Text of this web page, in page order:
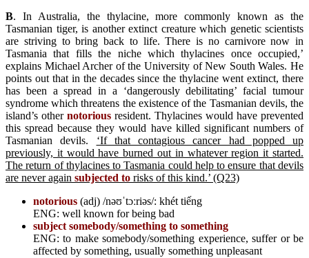
B. In Australia, the thylacine, more commonly known as the
Tasmanian tiger, is another extinct creature which genetic scientists
are striving to bring back to life. There is no carnivore now in
Tasmania that fills the niche which thylacines once occupied,’
explains Michael Archer of the University of New South Wales. He
points out that in the decades since the thylacine went extinct, there
has been a spread in a ‘dangerously debilitating’ facial tumour
syndrome which threatens the existence of the Tasmanian devils, the
island’s other notorious resident. Thylacines would have prevented
this spread because they would have killed significant numbers of
Tasmanian devils. ‘If that contagious cancer had popped up
previously, it would have burned out in whatever region it started.
The return of thylacines to Tasmania could help to ensure that devils
are never again subjected to risks of this kind.’ (Q23)
notorious (adj) /nəʊˈtɔːriəs/: khét tiếng
ENG: ​well known for being bad
subject somebody/something to something
ENG: to make somebody/something experience, suffer or be
affected by something, usually something unpleasant